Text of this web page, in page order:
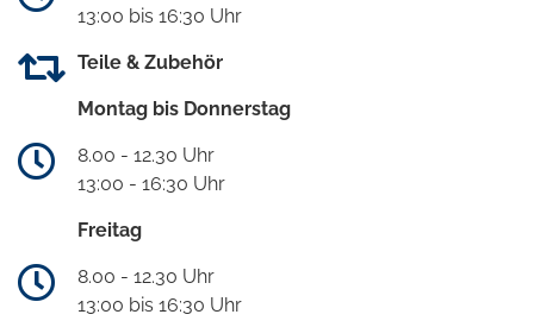
13:00 bis 16:30 Uhr
Teile & Zubehör
Montag bis Donnerstag
8.00 - 12.30 Uhr
13:00 - 16:30 Uhr
Freitag
8.00 - 12.30 Uhr
13:00 bis 16:30 Uhr